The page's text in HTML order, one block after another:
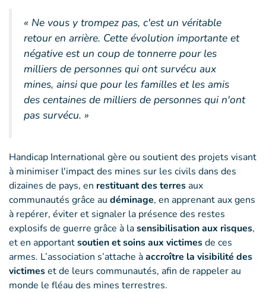
« Ne vous y trompez pas, c'est un véritable
retour en arrière. Cette évolution importante et
négative est un coup de tonnerre pour les
milliers de personnes qui ont survécu aux
mines, ainsi que pour les familles et les amis
des centaines de milliers de personnes qui n'ont
pas survécu. »
Handicap International gère ou soutient des projets visant
à minimiser l'impact des mines sur les civils dans des
dizaines de pays, en restituant des terresaux
communautés grâce au déminage, en apprenant aux gens
à repérer, éviter et signaler la présence des restes
explosifs de guerre grâce à lasensibilisation aux risques,
et en apportantsoutien et soins aux victimesde ces
armes. L’association s’attache àaccroître la visibilité des
victimeset de leurs communautés, afin de rappeler au
monde le fléau des mines terrestres.